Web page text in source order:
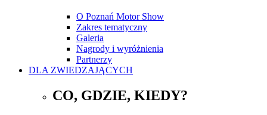
O Poznań Motor Show
Zakres tematyczny
Galeria
Nagrody i wyróżnienia
Partnerzy
DLA ZWIEDZAJĄCYCH
CO, GDZIE, KIEDY?